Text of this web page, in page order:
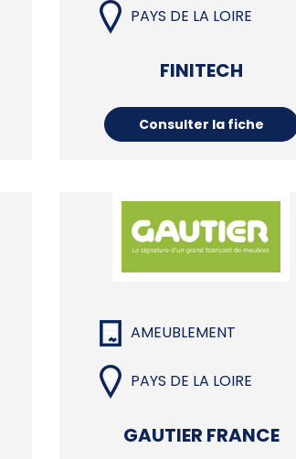
PAYS DE LA LOIRE
FINITECH
Consulter la fiche
AMEUBLEMENT
PAYS DE LA LOIRE
GAUTIER FRANCE